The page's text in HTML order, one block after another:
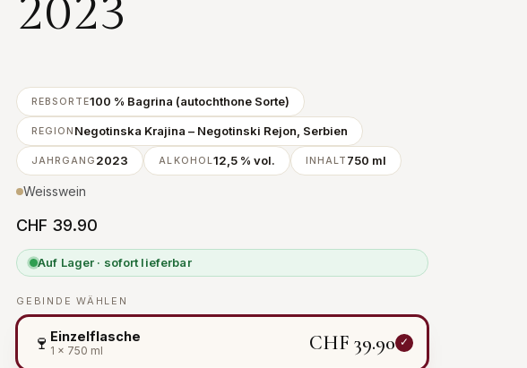
2023
REBSORTE100 % Bagrina (autochthone Sorte)
REGION Negotinska Krajina – Negotinski Rejon, Serbien
JAHRGANG 2023 ALKOHOL 12,5 % vol. INHALT 750 ml
Weisswein
CHF 39.90
Auf Lager · sofort lieferbar
GEBINDE WÄHLEN
🍷 Einzelflasche
1 × 750 ml CHF 39.90